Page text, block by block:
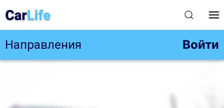
Направления Войти